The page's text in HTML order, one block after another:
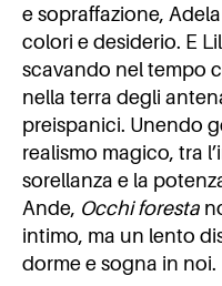
e sopraffazione,
colori e desiderio. E
scavando nel tempo
nella terra degli
preispanici. Unendo
realismo magico, tra
sorellanza e la
Ande, Occhi foresta
intimo, ma un lento
dorme e sogna in noi.